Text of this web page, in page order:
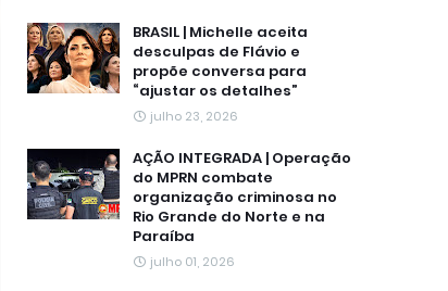
BRASIL | Michelle aceita
desculpas de Flávio e
propõe conversa para
“ajustar os detalhes”
julho 23, 2026
AÇÃO INTEGRADA | Operação
do MPRN combate
organização criminosa no
Rio Grande do Norte e na
Paraíba
julho 01, 2026